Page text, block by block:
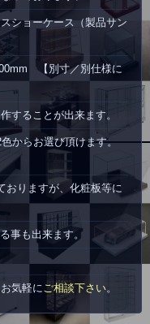
ショーケース（製品サン
【別寸／別仕様に
することが出来ます。
からお選び頂けます。
おりますが、化粧板等に
事も出来ます。
気軽にご相談下さい。